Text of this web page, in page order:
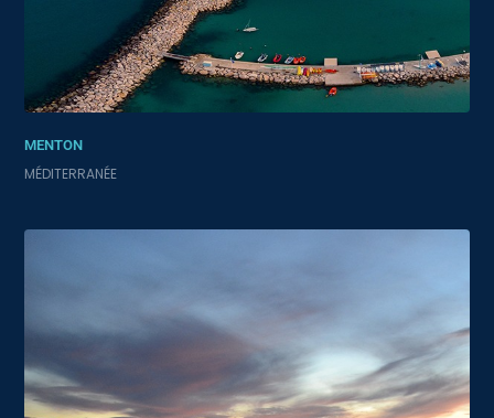
MENTON
MÉDITERRANÉE